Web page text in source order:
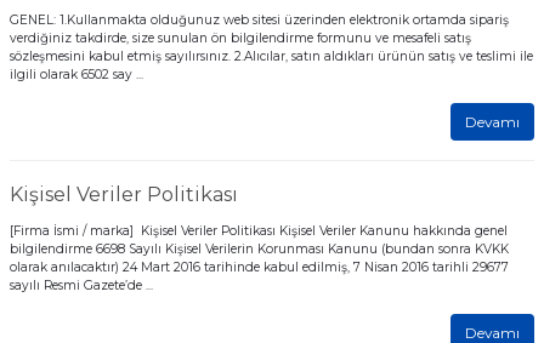
GENEL: 1.Kullanmakta olduğunuz web sitesi üzerinden elektronik ortamda sipariş
verdiğiniz takdirde, size sunulan ön bilgilendirme formunu ve mesafeli satış
sözleşmesini kabul etmiş sayılırsınız. 2.Alıcılar, satın aldıkları ürünün satış ve teslimi ile
ilgili olarak 6502 say ...
Devamı
Kişisel Veriler Politikası
[Firma İsmi / marka] Kişisel Veriler Politikası Kişisel Veriler Kanunu hakkında genel
bilgilendirme 6698 Sayılı Kişisel Verilerin Korunması Kanunu (bundan sonra KVKK
olarak anılacaktır) 24 Mart 2016 tarihinde kabul edilmiş, 7 Nisan 2016 tarihli 29677
sayılı Resmi Gazete’de ...
Devamı